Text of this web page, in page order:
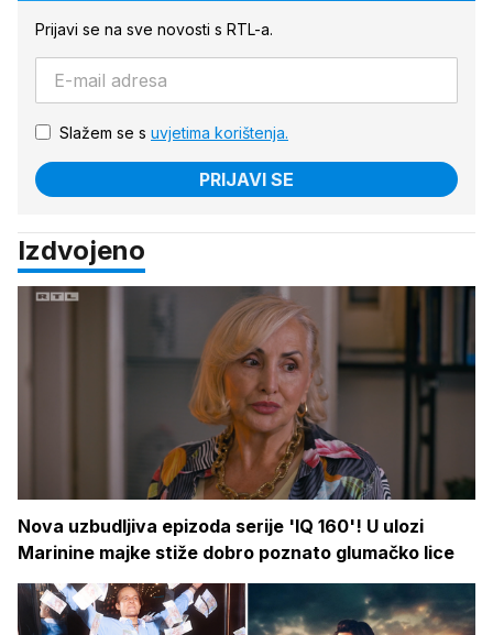
Prijavi se na sve novosti s RTL-a.
Slažem se s uvjetima korištenja.
PRIJAVI SE
Izdvojeno
Nova uzbudljiva epizoda serije 'IQ 160'! U ulozi
Marinine majke stiže dobro poznato glumačko lice